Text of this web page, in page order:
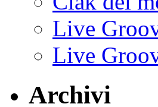
Live
Live
Archivi